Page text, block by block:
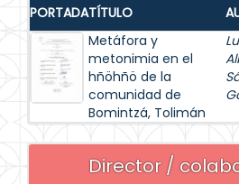
PORTADATÍTULO
Metáfora y
metonimia en el
hñöhñö de la
comunidad de
Bomintzá, Tolimán
Director /